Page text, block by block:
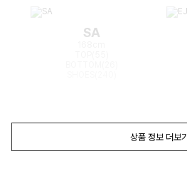
SA
상품 정보 더보기